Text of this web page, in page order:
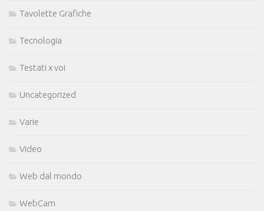
Tavolette Grafiche
Tecnologia
Testati x voi
Uncategorized
Varie
Video
Web dal mondo
WebCam